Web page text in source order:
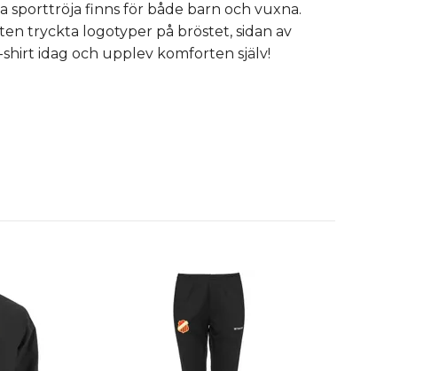
sporttröja finns för både barn och vuxna.
tryckta logotyper på bröstet, sidan av
idag och upplev komforten själv!